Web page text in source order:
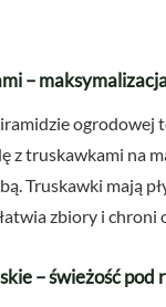
–
ogrodowej
z truskawkami na
Truskawki mają
zbiory i chroni
– świeżość pod